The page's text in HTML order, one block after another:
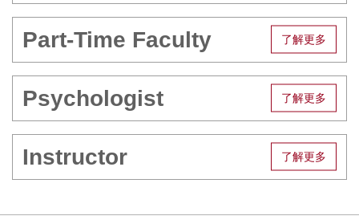
Part-Time Faculty
Psychologist
Instructor